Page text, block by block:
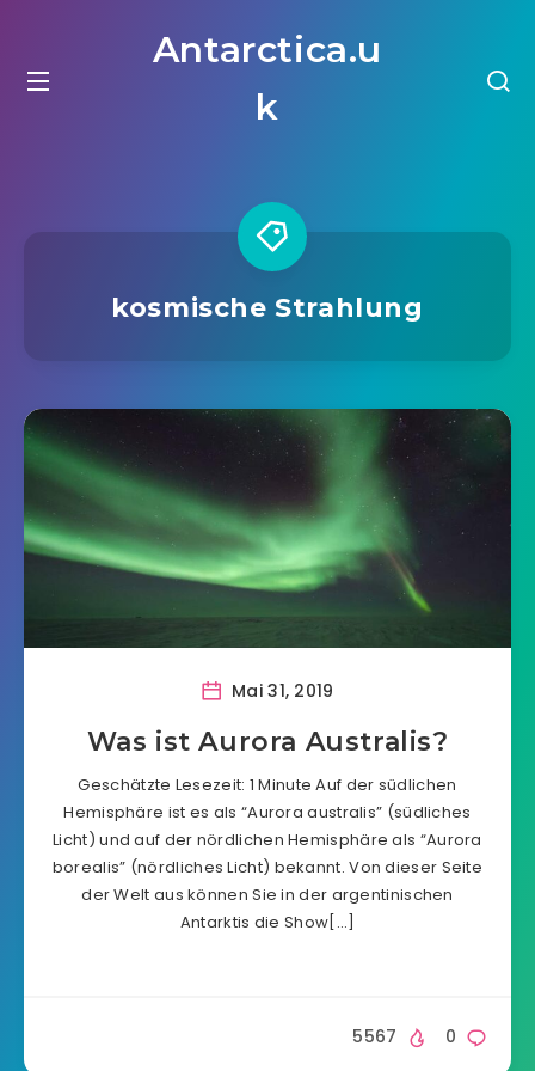
Antarctica.u
k
kosmische Strahlung
Mai 31, 2019
Was ist Aurora Australis?
Geschätzte Lesezeit: 1 Minute Auf der südlichen
Hemisphäre ist es als “Aurora australis” (südliches
Licht) und auf der nördlichen Hemisphäre als “Aurora
borealis” (nördliches Licht) bekannt. Von dieser Seite
der Welt aus können Sie in der argentinischen
Antarktis die Show[…]
0
5567